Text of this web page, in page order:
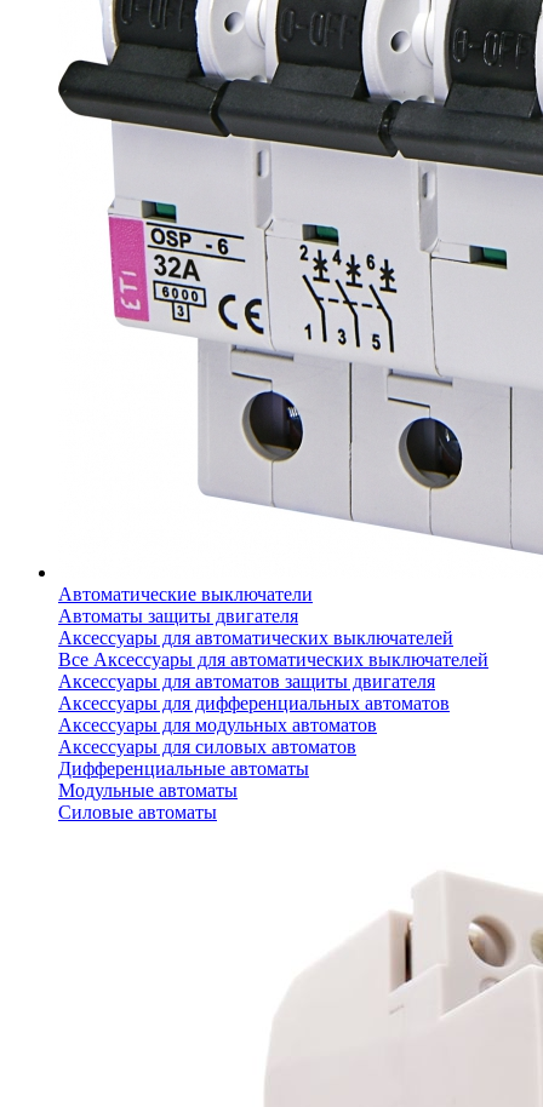
Автоматические выключатели
Автоматы защиты двигателя
Аксессуары для автоматических выключателей
Все Аксессуары для автоматических выключателей
Аксессуары для автоматов защиты двигателя
Аксессуары для дифференциальных автоматов
Аксессуары для модульных автоматов
Аксессуары для силовых автоматов
Дифференциальные автоматы
Модульные автоматы
Силовые автоматы